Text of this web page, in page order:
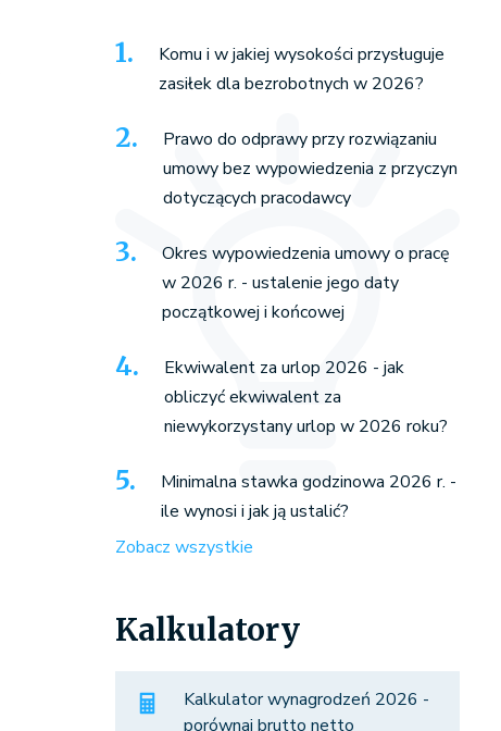
Komu i w jakiej wysokości przysługuje
zasiłek dla bezrobotnych w 2026?
Prawo do odprawy przy rozwiązaniu
umowy bez wypowiedzenia z przyczyn
dotyczących pracodawcy
Okres wypowiedzenia umowy o pracę
w 2026 r. - ustalenie jego daty
początkowej i końcowej
Ekwiwalent za urlop 2026 - jak
obliczyć ekwiwalent za
niewykorzystany urlop w 2026 roku?
Minimalna stawka godzinowa 2026 r. -
ile wynosi i jak ją ustalić?
Zobacz wszystkie
Kalkulatory
Kalkulator wynagrodzeń 2026 -
porównaj brutto netto